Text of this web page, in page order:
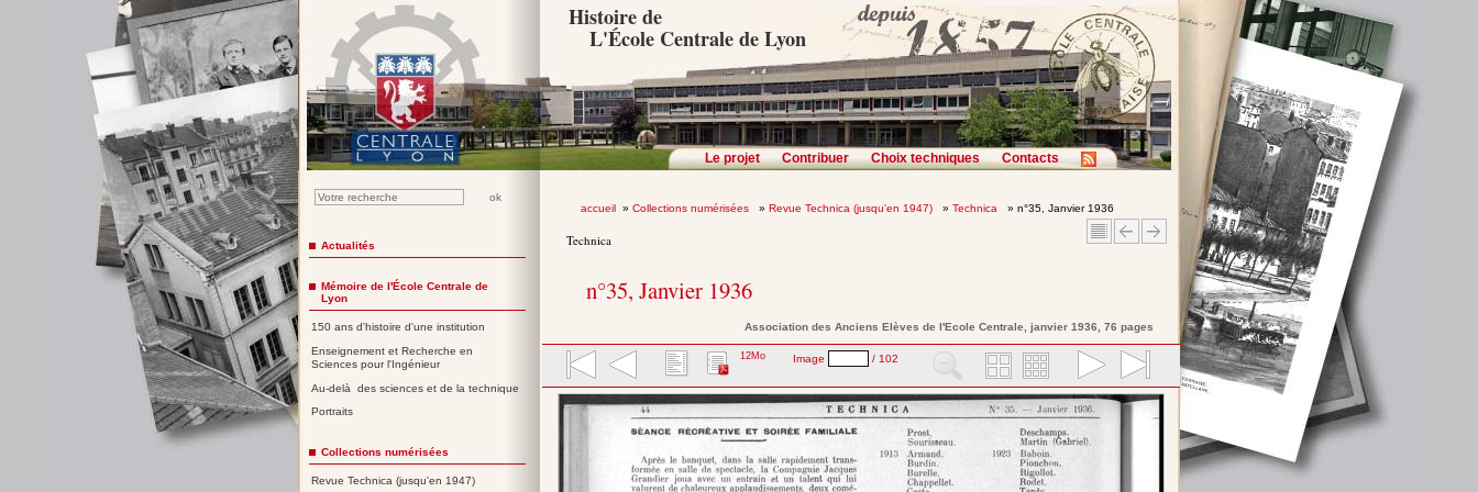
Histoire de
L'École Centrale de Lyon
Le projet Contribuer Choix techniques Contacts
accueil» Collections numérisées » Revue Technica (jusqu'en 1947) » Technica » n°35, Janvier 1936
Technica
n°35, Janvier 1936
Association des Anciens Elèves de l'Ecole Centrale, janvier 1936, 76 pages
12Mo Image / 102
Actualités
Mémoire de l'École Centrale de
Lyon
150 ans d'histoire d'une institution
Enseignement et Recherche en
Sciences pour l'Ingénieur
Au-delà des sciences et de la technique
Portraits
Collections numérisées
Revue Technica (jusqu'en 1947)